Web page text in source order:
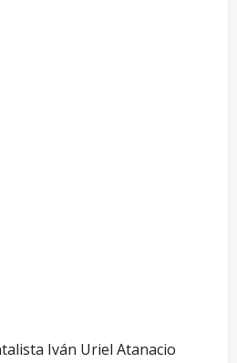
Iván Uriel Atanacio